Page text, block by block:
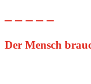
– – – – –
Der Mensch